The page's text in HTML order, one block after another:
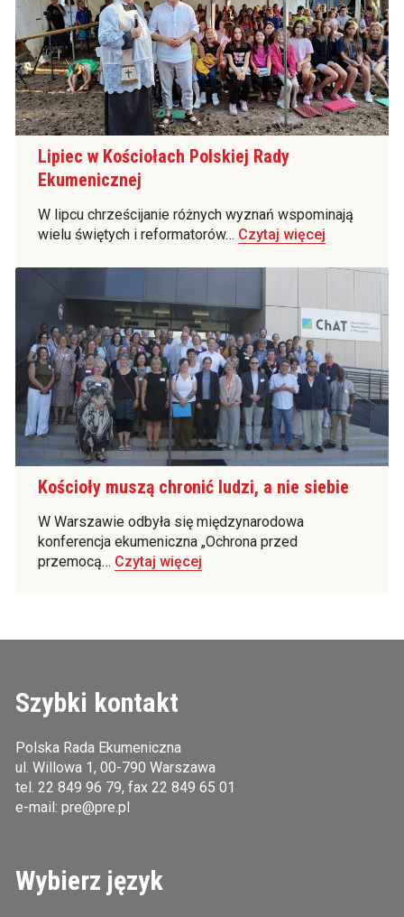
Lipiec w Kościołach Polskiej Rady
Ekumenicznej
W lipcu chrześcijanie różnych wyznań wspominają
wielu świętych i reformatorów… Czytaj więcej
Kościoły muszą chronić ludzi, a nie siebie
W Warszawie odbyła się międzynarodowa
konferencja ekumeniczna „Ochrona przed
przemocą… Czytaj więcej
Szybki kontakt
Polska Rada Ekumeniczna
ul. Willowa 1, 00-790 Warszawa
tel. 22 849 96 79, fax 22 849 65 01
e-mail: pre@pre.pl
Wybierz język